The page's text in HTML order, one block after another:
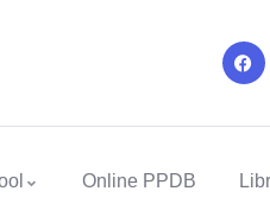
Online PPDB